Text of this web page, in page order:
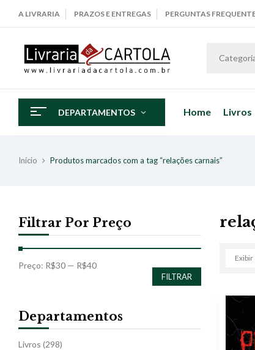
A LIVRARIA PRAZOS E ENTREGAS PERGUNTAS
DEPARTAMENTOS Home Livros
Início Produtos marcados com a tag “relações carnais”
Filtrar Por Preço
FILTRAR
Preço: R$30 — R$40
Departamentos
Livros (298)
Exibir